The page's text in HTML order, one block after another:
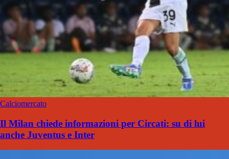
Calciomercato
Il Milan chiede informazioni per Circati: su di lui
anche Juventus e Inter